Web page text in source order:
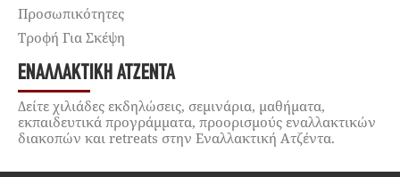
Προσωπικότητες
Τροφή Για Σκέψη
ΕΝΑΛΛΑΚΤΙΚΉ ΑΤΖΈΝΤΑ
Δείτε χιλιάδες εκδηλώσεις, σεμινάρια, μαθήματα,
εκπαιδευτικά προγράμματα, προορισμούς εναλλακτικών
διακοπών και retreats στην Εναλλακτική Ατζέντα.